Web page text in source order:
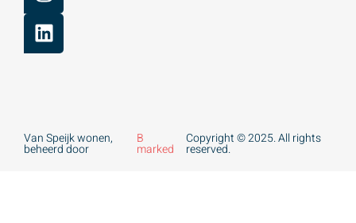
Van Speijk wonen,
beheerd door
B
marked
Copyright © 2025. All rights
reserved.